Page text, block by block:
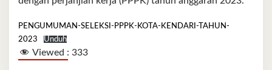
PENGUMUMAN-SELEKSI-PPPK-KOTA-KENDARI-TAHUN-
2023
Unduh
Viewed : 333